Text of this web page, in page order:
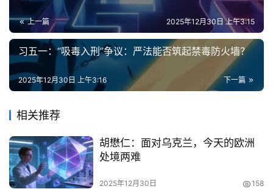
首
章
分
类
上一篇 2025年12月30日 上午3:15
习五一：“吸毒入刑”争议：严法能否筑起禁毒防火墙？
下一篇
2025年12月30日 上午3:16
相关推荐
胡懋仁：面对乌克兰，今天的欧洲
处境两难
2025年12月30日 158